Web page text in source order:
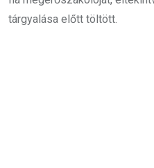
tárgyalása előtt töltött.